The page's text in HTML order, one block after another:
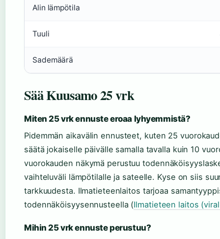
Alin lämpötila
Tuuli
Sademäärä
Sää Kuusamo 25 vrk
Miten 25 vrk ennuste eroaa lyhyemmistä?
Pidemmän aikavälin ennusteet, kuten 25
säätä jokaiselle päivälle samalla tavalla kuin 10
vuorokauden näkymä perustuu
vaihteluväli lämpötilalle ja sateelle. Kyse on siis
tarkkuudesta. Ilmatieteenlaitos tarjoaa
todennäköisyysennusteella (Ilmatieteen laitos
Mihin 25 vrk ennuste perustuu?